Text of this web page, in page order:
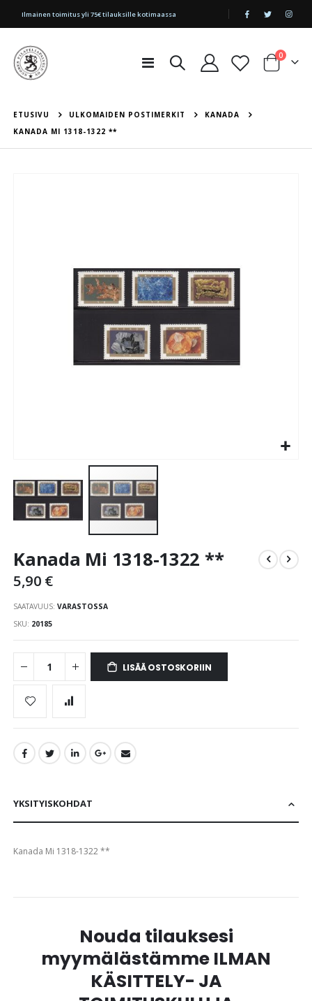
|
Ilmainen toimitus yli 75€ tilauksille kotimaassa
Toggle
Cart
0tuotetta
ETUSIVU ULKOMAIDEN POSTIMERKIT
KANADA
KANADA MI 1318-1322 **
to
beginning
images
gallery
Kanada Mi 1318-1322 **
5,90 €
SAATAVUUS: VARASTOSSA
SKU 20185
LISÄÄ OSTOSKORIIN
YKSITYISKOHDAT
Kanada Mi 1318-1322 **
Nouda tilauksesi
myymälästämme ILMAN
KÄSITTELY- JA